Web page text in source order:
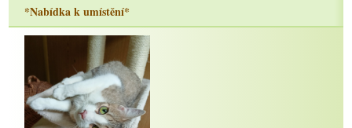
*Nabídka k umístění*